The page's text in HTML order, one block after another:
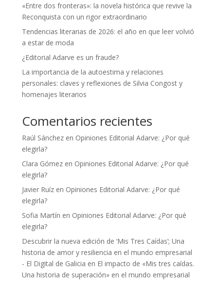
«Entre dos fronteras»: la novela histórica que revive la
Reconquista con un rigor extraordinario
Tendencias literarias de 2026: el año en que leer volvió
a estar de moda
¿Editorial Adarve es un fraude?
La importancia de la autoestima y relaciones
personales: claves y reflexiones de Silvia Congost y
homenajes literarios
Comentarios recientes
Raúl Sánchezen Opiniones Editorial Adarve: ¿Por qué
elegirla?
Clara Gómezen Opiniones Editorial Adarve: ¿Por qué
elegirla?
Javier Ruízen Opiniones Editorial Adarve: ¿Por qué
elegirla?
Sofia Martín en Opiniones Editorial Adarve: ¿Por qué
elegirla?
Descubrir la nueva edición de ‘Mis Tres Caídas’; Una
historia de amor y resiliencia en el mundo empresarial
- El Digital de Galicia en El impacto de «Mis tres caídas.
Una historia de superación» en el mundo empresarial